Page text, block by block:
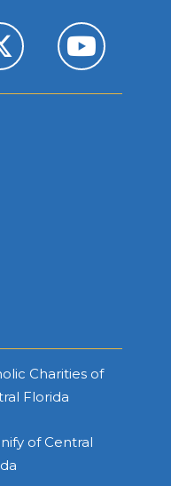
Charities of
Florida
of Central